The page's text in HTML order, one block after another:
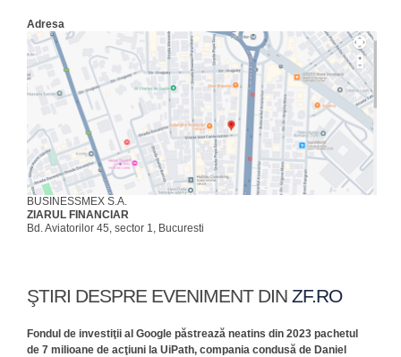
Adresa
BUSINESSMEX S.A.
ZIARUL FINANCIAR
Bd. Aviatorilor 45, sector 1, Bucuresti
ŞTIRI DESPRE EVENIMENT DIN ZF.RO
Fondul de investiţii al Google păstrează neatins din 2023 pachetul
de 7 milioane de acţiuni la UiPath, compania condusă de Daniel